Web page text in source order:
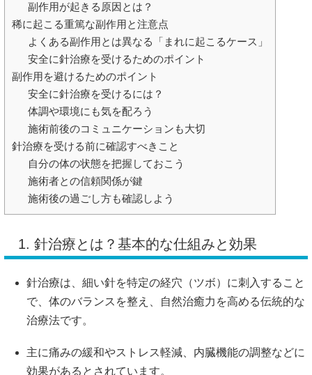
副作用が起きる原因とは？
稀に起こる重篤な副作用と注意点
よくある副作用とは異なる「まれに起こるケース」
安全に針治療を受けるためのポイント
副作用を避けるためのポイント
安全に針治療を受けるには？
体調や環境にも気を配ろう
施術前後のコミュニケーションも大切
針治療を受ける前に確認すべきこと
自分の体の状態を把握しておこう
施術者との信頼関係が鍵
施術後の過ごし方も確認しよう
1. 針治療とは？基本的な仕組みと効果
針治療は、細い針を特定の経穴（ツボ）に刺入すること
で、体のバランスを整え、自然治癒力を高める伝統的な
治療法です。
主に痛みの緩和やストレス軽減、内臓機能の調整などに
効果があるとされています。